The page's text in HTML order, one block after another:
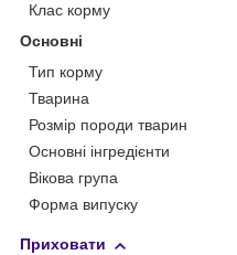
Клас корму
Основні
Тип корму
Тварина
Розмір породи тварин
Основні інгредієнти
Вікова група
Форма випуску
Приховати